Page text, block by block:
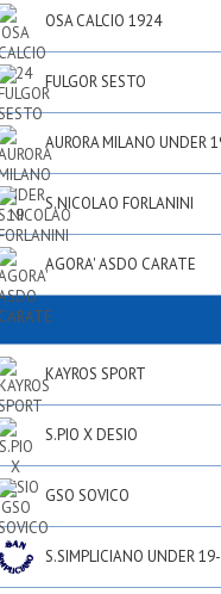
OSA CALCIO 1924
FULGOR SESTO
AURORA MILANO UNDER
S.NICOLAO FORLANINI
AGORA' ASDO CARATE
KAYROS SPORT
S.PIO X DESIO
GSO SOVICO
S.SIMPLICIANO UNDER